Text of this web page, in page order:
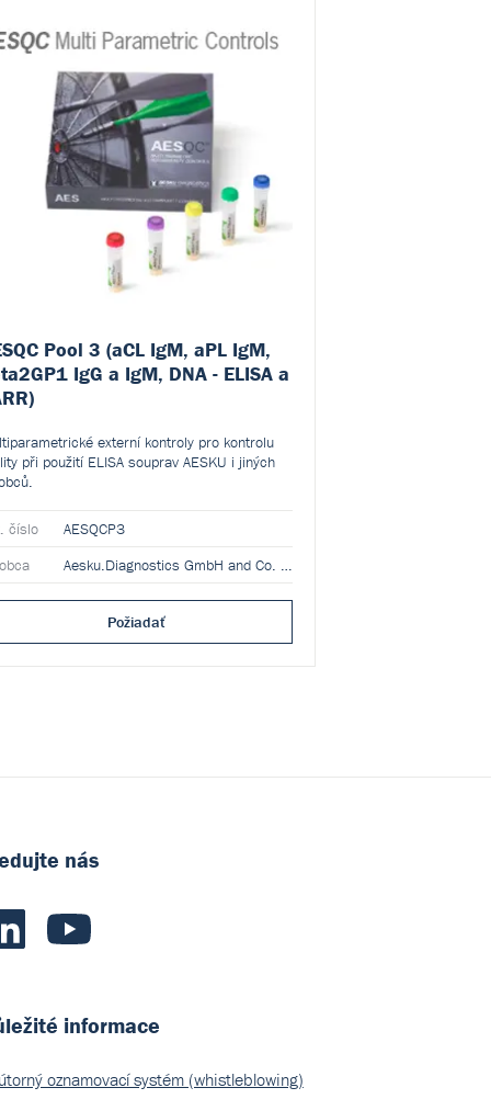
Pool 3 (aCL IgM, aPL IgM,
IgG a IgM, DNA - ELISA a
externí kontroly pro kontrolu
při použití ELISA souprav AESKU i jiných
číslo
AESQCP3
Aesku.Diagnostics GmbH and Co. KG
Požiadať
nás
informace
oznamovací systém (whistleblowing)